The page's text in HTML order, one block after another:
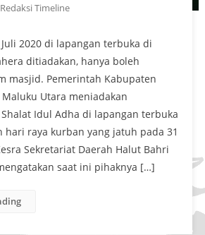
Redaksi Timeline
2020 di lapangan terbuka di
ditiadakan, hanya boleh
masjid. Pemerintah Kabupaten
Utara meniadakan
Idul Adha di lapangan terbuka
hari raya kurban yang jatuh pada 31
Sekretariat Daerah Halut Bahri
saat ini pihaknya […]